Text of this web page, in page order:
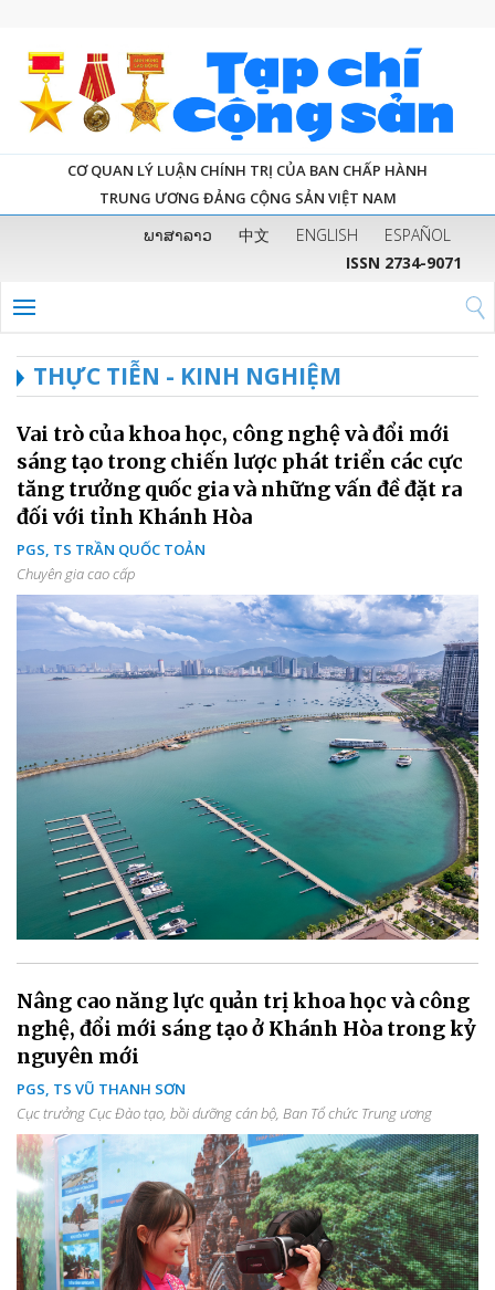
CƠ QUAN LÝ LUẬN CHÍNH TRỊ CỦA BAN CHẤP HÀNH
TRUNG ƯƠNG ĐẢNG CỘNG SẢN VIỆT NAM
ພາສາລາວ 中文 ENGLISH
ESPAÑOL
ISSN 2734-9071
THỰC TIỄN - KINH NGHIỆM
Vai trò của khoa học, công nghệ và đổi mới
sáng tạo trong chiến lược phát triển các cực
tăng trưởng quốc gia và những vấn đề đặt ra
đối với tỉnh Khánh Hòa
PGS, TS TRẦN QUỐC TOẢN
Chuyên gia cao cấp
Nâng cao năng lực quản trị khoa học và công
nghệ, đổi mới sáng tạo ở Khánh Hòa trong kỷ
nguyên mới
PGS, TS VŨ THANH SƠN
Cục trưởng Cục Đào tạo, bồi dưỡng cán bộ, Ban Tổ chức Trung ương